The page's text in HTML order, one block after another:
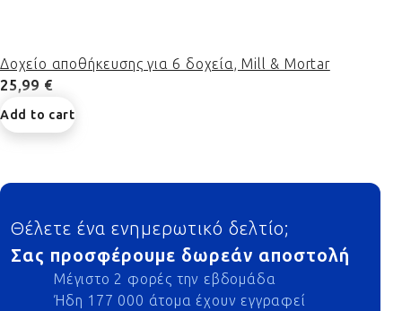
Δοχείο αποθήκευσης για 6 δοχεία, Mill & Mortar
25,99 €
Add to cart
Footer
Θέλετε ένα ενημερωτικό δελτίο;
Σας προσφέρουμε δωρεάν αποστολή
Μέγιστο 2 φορές την εβδομάδα
Ήδη 177 000 άτομα έχουν εγγραφεί